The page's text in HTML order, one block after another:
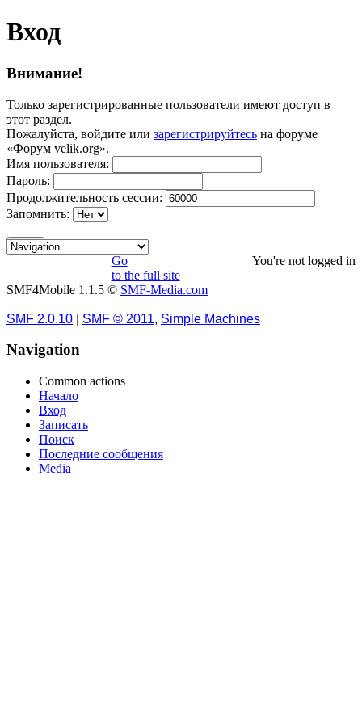
Вход
Внимание!
Только зарегистрированные пользователи имеют доступ в
этот раздел.
Пожалуйста, войдите или зарегистрируйтесь на форуме
«Форум velik.org».
Имя пользователя:
Пароль:
Продолжительность сессии:
Запомнить:
You're not logged in
Go
to the full site
SMF4Mobile 1.1.5 © SMF-Media.com
SMF 2.0.10 SMF © 2011, Simple Machines
Navigation
Common actions
Начало
Вход
Записать
Поиск
Последние сообщения
Media